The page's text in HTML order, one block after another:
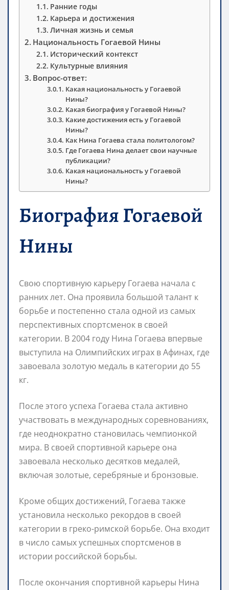
Ранние годы
Карьера и достижения
Личная жизнь и семья
Национальность Гогаевой Нины
Исторический контекст
Культурные влияния
Вопрос-ответ:
Какая национальность у Гогаевой
Нины?
Какая биография у Гогаевой Нины?
Какие достижения есть у Гогаевой
Нины?
Как Нина Гогаева стала политологом?
Где Гогаева Нина делает свои научные
публикации?
Какая национальность у Гогаевой
Нины?
Биография Гогаевой
Нины
Свою спортивную карьеру Гогаева начала с
ранних лет. Она проявила большой талант к
борьбе и постепенно стала одной из самых
перспективных спортсменок в своей
категории. В 2004 году Нина Гогаева впервые
выступила на Олимпийских играх в Афинах, где
завоевала золотую медаль в категории до 55
кг.
После этого успеха Гогаева стала активно
участвовать в международных соревнованиях,
где неоднократно становилась чемпионкой
мира. В своей спортивной карьере она
завоевала несколько десятков медалей,
включая золотые, серебряные и бронзовые.
Кроме общих достижений, Гогаева также
установила несколько рекордов в своей
категории в греко-римской борьбе. Она входит
в число самых успешных спортсменов в
истории российской борьбы.
После окончания спортивной карьеры Нина